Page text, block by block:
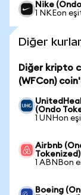
Nike
1 NKEon
Diğer
Diğer kripto
(WFCon)
(Ondo
1 UNHon
Airbnb
1 ABNBon
Boeing